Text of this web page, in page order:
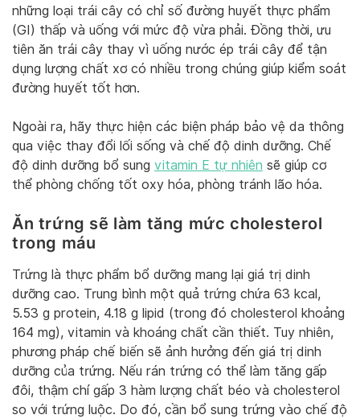
những loại trái cây có chỉ số đường huyết thực phẩm
(GI) thấp và uống với mức độ vừa phải. Đồng thời, ưu
tiên ăn trái cây thay vì uống nước ép trái cây để tận
dụng lượng chất xơ có nhiều trong chúng giúp kiểm soát
đường huyết tốt hơn.
Ngoài ra, hãy thực hiện các biện pháp bảo vệ da thông
qua việc thay đổi lối sống và chế độ dinh dưỡng. Chế
độ dinh dưỡng bổ sung vitamin E tự nhiên sẽ giúp cơ
thể phòng chống tốt oxy hóa, phòng tránh lão hóa.
Ăn trứng sẽ làm tăng mức cholesterol
trong máu
Trứng là thực phẩm bổ dưỡng mang lại giá trị dinh
dưỡng cao. Trung bình một quả trứng chứa 63 kcal,
5.53 g protein, 4.18 g lipid (trong đó cholesterol khoảng
164 mg), vitamin và khoáng chất cần thiết. Tuy nhiên,
phương pháp chế biến sẽ ảnh hưởng đến giá trị dinh
dưỡng của trứng. Nếu rán trứng có thể làm tăng gấp
đôi, thậm chí gấp 3 hàm lượng chất béo và cholesterol
so với trứng luộc. Do đó, cần bổ sung trứng vào chế độ